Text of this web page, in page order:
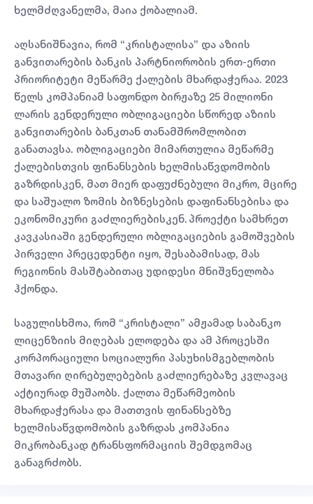
ხელმძღვანელმა, მაია ქობალიამ.
აღსანიშნავია, რომ “კრისტალისა” და აზიის
განვითარების ბანკის პარტნიორობის ერთ-ერთი
პრიორიტეტი მეწარმე ქალების მხარდაჭერაა. 2023
წელს კომპანიამ საფონდო ბირჟაზე 25 მილიონი
ლარის გენდერული ობლიგაციები სწორედ აზიის
განვითარების ბანკთან თანამშრომლობით
განათავსა. ობლიგაციები მიმართულია მეწარმე
ქალებისთვის ფინანსების ხელმისაწვდომობის
გაზრდისკენ, მათ მიერ დაფუძნებული მიკრო, მცირე
და საშუალო ზომის ბიზნესების დაფინანსებისა და
ეკონომიკური გაძლიერებისკენ. პროექტი სამხრეთ
კავკასიაში გენდერული ობლიგაციების გამოშვების
პირველი პრეცედენტი იყო, შესაბამისად, მას
რეგიონის მასშტაბითაც უდიდესი მნიშვნელობა
ჰქონდა.
საგულისხმოა, რომ “კრისტალი” ამჟამად საბანკო
ლიცენზიის მიღებას ელოდება და ამ პროცესში
კორპორაციული სოციალური პასუხისმგებლობის
მთავარი ღირებულებების გაძლიერებაზე კვლავაც
აქტიურად მუშაობს. ქალთა მეწარმეობის
მხარდაჭერასა და მათთვის ფინანსებზე
ხელმისაწვდომობის გაზრდას კომპანია
მიკრობანკად ტრანსფორმაციის შემდგომაც
განაგრძობს.